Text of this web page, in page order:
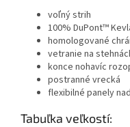
voľný strih
100% DuPont™
homologované
vetranie na
konce nohavíc
postranné vrecká
flexibilné panely
Tabuľka veľkostí: